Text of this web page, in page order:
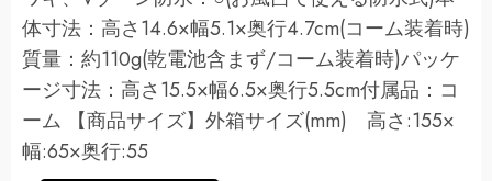
体寸法：高さ14.6×幅5.1×奥行4.7cm(コーム装着時)
質量：約110g(乾電池含まず/コーム装着時)パッケ
ージ寸法：高さ15.5×幅6.5×奥行5.5cm付属品：コ
ーム 【商品サイズ】外箱サイズ(mm) 高さ:155×
幅:65×奥行:55